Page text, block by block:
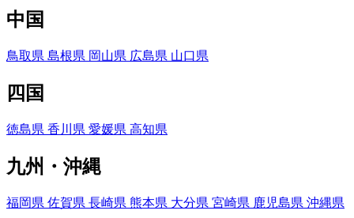
中国
鳥取県 島根県 岡山県 広島県 山口県
四国
徳島県 香川県 愛媛県 高知県
九州・沖縄
福岡県 佐賀県 長崎県 熊本県 大分県 宮崎県 鹿児島県 沖縄県